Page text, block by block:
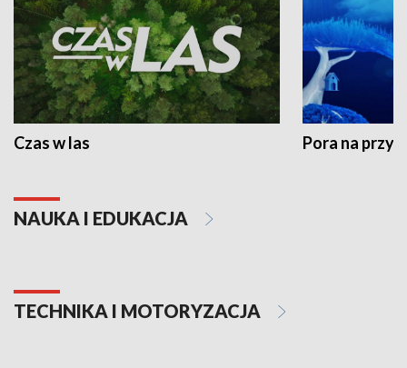
Czas w las Pora na
NAUKA I EDUKACJA
TECHNIKA I MOTORYZACJA